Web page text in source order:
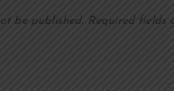
be published. Required fields